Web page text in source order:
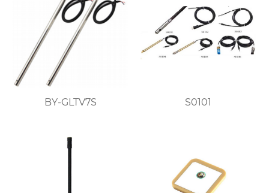
BY-GLTV7S S0101